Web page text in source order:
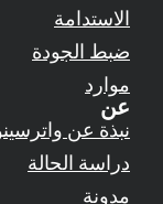
الاستدامة
ضبط الجودة
موارد
عن
نبذة عن
دراسة الحالة
مدونة